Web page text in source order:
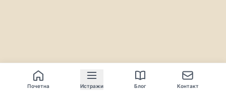
Почетна Истражи Блог Контакт